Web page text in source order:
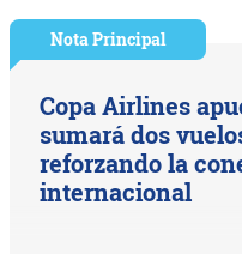
Nota Principal
Copa Airlines
sumará dos
reforzando la
internacional